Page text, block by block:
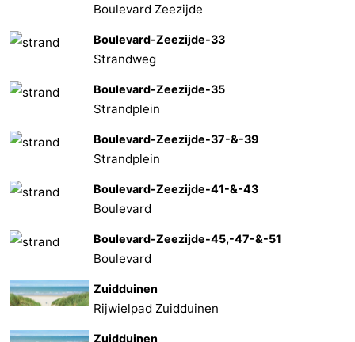
Boulevard Zeezijde
Boulevard-Zeezijde-33
Strandweg
Boulevard-Zeezijde-35
Strandplein
Boulevard-Zeezijde-37-&-39
Strandplein
Boulevard-Zeezijde-41-&-43
Boulevard
Boulevard-Zeezijde-45,-47-&-51
Boulevard
Zuidduinen
Rijwielpad Zuidduinen
Zuidduinen